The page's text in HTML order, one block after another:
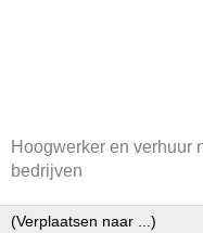
Hoogwerker en verhuur
bedrijven